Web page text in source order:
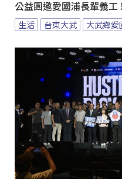
公益團邀愛國浦長輩義工
生活 台東大武 大武鄉愛